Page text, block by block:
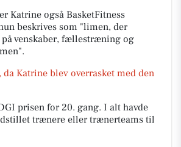
Katrine også BasketFitness
beskrives som "limen, der
venskaber, fællestræning og
da Katrine blev overrasket med den
prisen for 20. gang. I alt havde
trænere eller trænerteams til